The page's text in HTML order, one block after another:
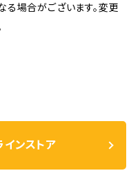
ございます。変更
ンストア